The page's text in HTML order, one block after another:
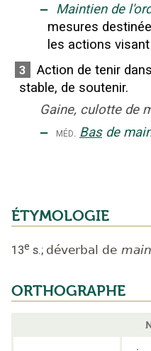
‒ Maintien de
mesures
les actions visant
3
Action de tenir
stable, de soutenir.
Gaine, culotte de
‒ méd. Bas de
ÉTYMOLOGIE
13e s.; déverbal de
ORTHOGRAPHE